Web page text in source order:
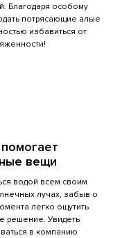
Благодаря особому
потрясающие алые
избавиться от
вещи
водой всем своим
лучах, забыв о
легко ощутить
решение. Увидеть
в компанию